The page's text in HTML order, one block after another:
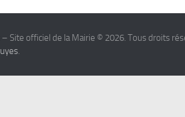
Site officiel de la Mairie © 2026. Tous droits
.